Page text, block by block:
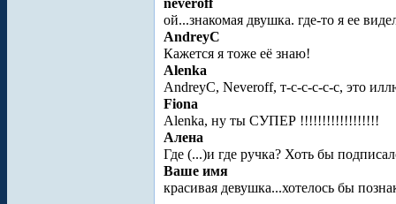
ой...знакомая двушка. где-то я ее
AndreyC
Кажется я тоже её знаю!
Alenka
AndreyC, Neveroff, т-с-с-с-с-с, это
Fiona
Alenka, ну ты СУПЕР !!!!!!!!!!!!!!!!!!
Алена
Где (...)и где ручка? Хоть бы
Ваше имя
красивая девушка...хотелось бы